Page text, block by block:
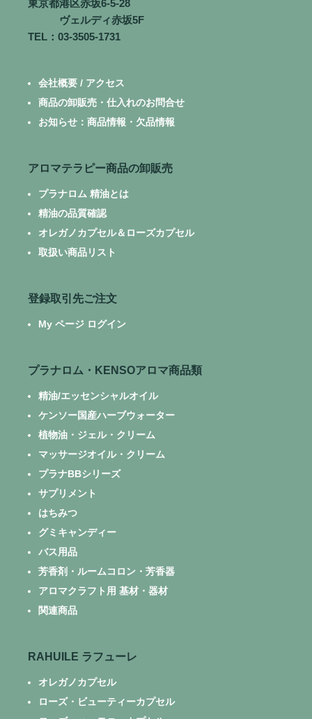
東京都港区赤坂6-5-28
ヴェルディ赤坂5F
TEL：03-3505-1731
会社概要 / アクセス
商品の卸販売・仕入れのお問合せ
お知らせ：商品情報・欠品情報
アロマテラピー商品の卸販売
プラナロム 精油とは
精油の品質確認
オレガノカプセル＆ローズカプセル
取扱い商品リスト
登録取引先ご注文
My ページ ログイン
プラナロム・KENSOアロマ商品類
精油/エッセンシャルオイル
ケンソー国産ハーブウォーター
植物油・ジェル・クリーム
マッサージオイル・クリーム
プラナBBシリーズ
サプリメント
はちみつ
グミキャンディー
バス用品
芳香剤・ルームコロン・芳香器
アロマクラフト用 基材・器材
関連商品
RAHUILE ラフューレ
オレガノカプセル
ローズ・ビューティーカプセル